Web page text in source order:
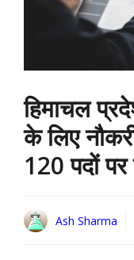
हिमाचल
के लिए
120 पदों पर
Ash Sharma